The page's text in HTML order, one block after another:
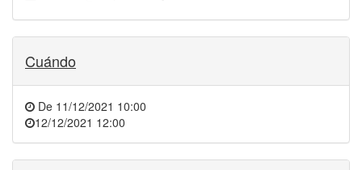
Cuándo
De 11/12/2021 10:00
12/12/2021 12:00